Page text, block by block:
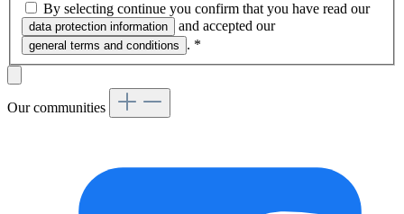
By selecting continue you confirm that you have read our
data protection information and accepted our
general terms and conditions . *
Our communities